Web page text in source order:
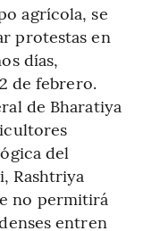
agrícola, se
protestas en
días,
de febrero.
de Bharatiya
del
Rashtriya
no permitirá
entren